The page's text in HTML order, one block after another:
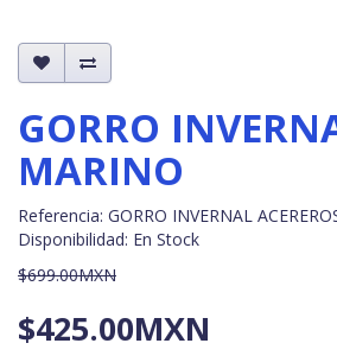
GORRO
MARINO
Referencia: GORRO INVERNAL
Disponibilidad: En Stock
$699.00MXN
$425.00MXN